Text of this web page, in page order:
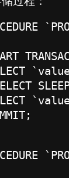
`value`
`value`